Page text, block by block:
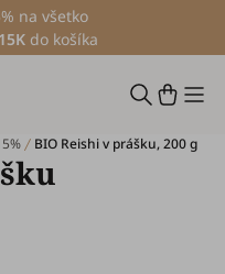
na všetko
do košíka
BIO Reishi v prášku, 200 g